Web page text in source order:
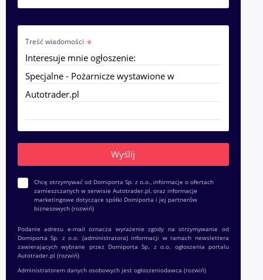
Treść wiadomości
Chcę otrzymywać od Domiporta Sp. z o.o., informacje o ofertach
zamieszczanych w serwisie Autotrader.pl, oraz informacje
marketingowe dotyczące spółki Domiporta i jej partnerów
biznesowych (rozwiń)
Podanie adresu e-mail oznacza wyrażenie zgody na otrzymywanie od
Domiporta Sp. z o.o. (administratora) informacji w ramach newslettera
zawierających wybrane przez Domiporta Sp. z o.o. ogłoszenia portalu
Autotrader.pl (rozwiń)
Administratorem danych osobowych jest ogłoszeniodawca (rozwiń)